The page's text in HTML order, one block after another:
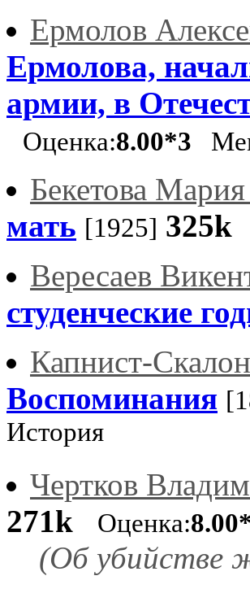
Ермолов
Ермолова,
армии, в
Оценка:8.00*3
Бекетова
мать [1925] 325k
Вересаев
студенческие
Капнист-
Воспоминания
История
Чертков
271k
Оценка:
(Об убийстве